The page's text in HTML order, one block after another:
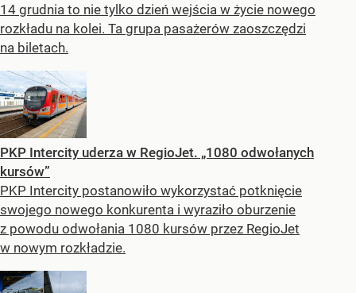
14 grudnia to nie tylko dzień wejścia w życie nowego
rozkładu na kolei. Ta grupa pasażerów zaoszczędzi
na biletach.
PKP Intercity uderza w RegioJet. „1080 odwołanych
kursów”
PKP Intercity postanowiło wykorzystać potknięcie
swojego nowego konkurenta i wyraziło oburzenie
z powodu odwołania 1080 kursów przez RegioJet
w nowym rozkładzie.